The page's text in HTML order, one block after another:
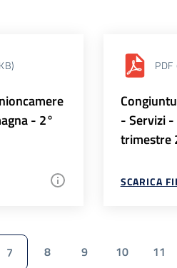
- 2°
PDF
- Servizi
trimestre
SCARICA
7 8 9 10 11